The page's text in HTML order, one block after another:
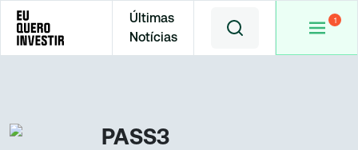
Últimas
Notícias
Home Cotações
PASS3